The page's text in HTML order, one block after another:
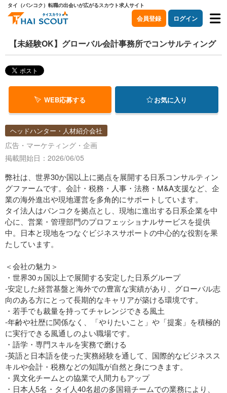
タイ（バンコク）転職の出会いが広がるスカウト求人サイト
会員登録 ログイン
【未経験OK】グローバル会計事務所でコンサルティング
WEB応募する お気に入り
ヘッドハンター・人材紹介会社
広告・マーケティング・企画
掲載開始日：2026/06/05
弊社は、世界30か国以上に拠点を展開する日系コンサルティン
グファームです。会計・税務・人事・法務・M&A支援など、企
業の海外進出や現地運営を多角的にサポートしています。
タイ法人はバンコクを拠点とし、現地に進出する日系企業を中
心に、営業・管理部門のプロフェッショナルサービスを提供
中。日本と現地をつなぐビジネスサポートの中心的な役割を果
たしています。
＜会社の魅力＞
・世界30ヵ国以上で展開する安定した日系グループ
‐安定した経営基盤と海外での豊富な実績があり、グローバル志
向のある方にとって長期的なキャリアが築ける環境です。
・若手でも裁量を持ってチャレンジできる風土
‐年齢や社歴に関係なく、「やりたいこと」や「提案」を積極的
に実行できる風通しのよい職場です。
・語学・専門スキルを実務で磨ける
‐英語と日本語を使った実務経験を通して、国際的なビジネスス
キルや会計・税務などの知識が自然と身につきます。
・異文化チームとの協業で人間力もアップ
・日本人5名・タイ人40名超の多国籍チームでの業務により、